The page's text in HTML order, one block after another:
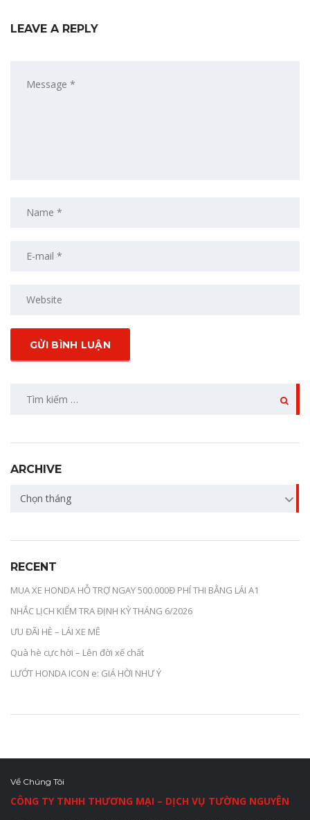
LEAVE A REPLY
ARCHIVE
Chọn tháng
RECENT
MUA XE HONDA HỖ TRỢ NGAY 500.000Đ PHÍ THI BẰNG LÁI A1
NHẮC LỊCH KIỂM TRA ĐỊNH KỲ THÁNG 6/2026
ƯU ĐÃI HÈ – LÁI XE MÊ
Quà hè cực hời – Lên đời xế chất
LƯỚT HONDA ICON e: GIÁ HỜI NHƯ Ý
Về Chúng Tôi
CÔNG TY TNHH THƯƠNG MẠI – DỊCH VỤ TƯỜNG NGUYÊN